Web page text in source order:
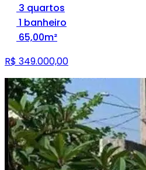
3 quartos
1 banheiro
65,00m²
R$ 349.000,00